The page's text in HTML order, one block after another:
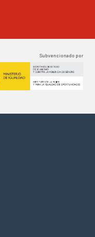
Subvencionado por